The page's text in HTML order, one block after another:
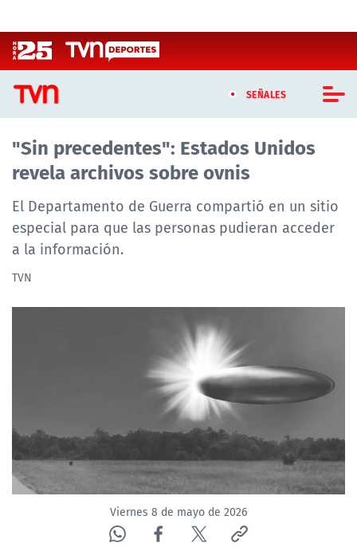
SEÑALES
CASTING MASTERCHEF CHILE
CASTING TVN VERTICAL
TVN VERTICAL
TVN PLAY
ACTUALIDAD Y TENDENCIAS
CORPORATIVO Y TRANSPARENCIA
CANAL DE DENUNCIAS
ÁREA DE PROYECTOS
"Sin precedentes": Estados Unidos
revela archivos sobre ovnis
El Departamento de Guerra compartió en un sitio
especial para que las personas pudieran acceder
a la información.
TVN
Viernes 8 de mayo de 2026